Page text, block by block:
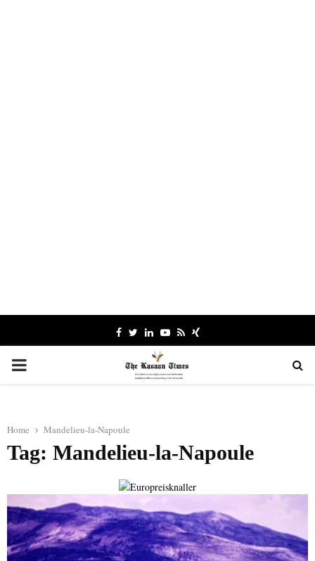
Facebook
TwitterLinkedinYoutube
RssXing
PRIMARY
Home Mandelieu-la-Napoule
Tag: Mandelieu-la-Napoule